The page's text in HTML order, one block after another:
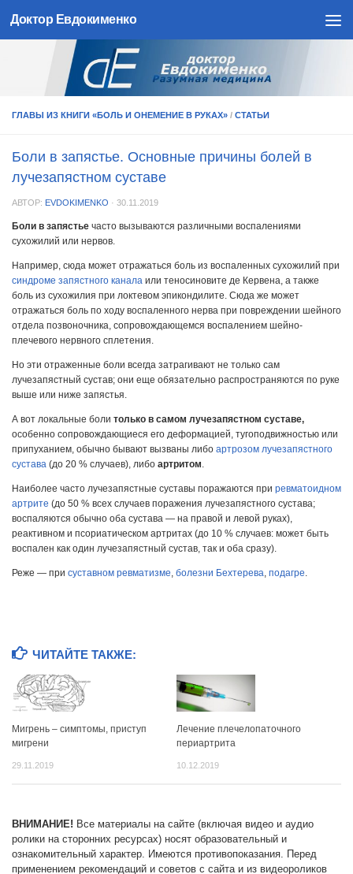
Skip to content
Доктор Евдокименко
ГЛАВЫ ИЗ КНИГИ «БОЛЬ И ОНЕМЕНИЕ В РУКАХ» / СТАТЬИ
Боли в запястье. Основные причины болей в
лучезапястном суставе
АВТОР: EVDOKIMENKO · 30.11.2019
Боли в запястье часто вызываются различными воспалениями
сухожилий или нервов.
Например, сюда может отражаться боль из воспаленных сухожилий при
синдроме запястного канала или теносиновите де Кервена, а также
боль из сухожилия при локтевом эпикондилите. Сюда же может
отражаться боль по ходу воспаленного нерва при повреждении шейного
отдела позвоночника, сопровождающемся воспалением шейно-
плечевого нервного сплетения.
Но эти отраженные боли всегда затрагивают не только сам
лучезапястный сустав; они еще обязательно распространяются по руке
выше или ниже запястья.
А вот локальные боли только в самом лучезапястном суставе,
особенно сопровождающиеся его деформацией, тугоподвижностью или
припуханием, обычно бывают вызваны либо артрозом лучезапястного
сустава (до 20 % случаев), либо артритом.
Наиболее часто лучезапястные суставы поражаются при ревматоидном
артрите (до 50 % всех случаев поражения лучезапястного сустава;
воспаляются обычно оба сустава — на правой и левой руках),
реактивном и псориатическом артритах (до 10 % случаев: может быть
воспален как один лучезапястный сустав, так и оба сразу).
Реже — при суставном ревматизме, болезни Бехтерева, подагре.
ЧИТАЙТЕ ТАКЖЕ:
Мигрень – симптомы, приступ
мигрени
29.11.2019
Лечение плечелопаточного
периартрита
10.12.2019
ВНИМАНИЕ! Все материалы на сайте (включая видео и аудио
ролики на сторонних ресурсах) носят образовательный и
ознакомительный характер. Имеются противопоказания. Перед
применением рекомендаций и советов с сайта и из видеороликов